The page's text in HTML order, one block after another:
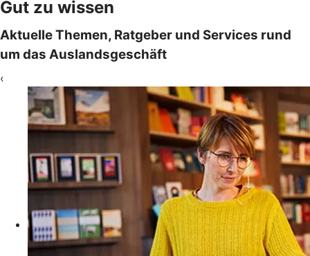
Gut zu wissen
Aktuelle Themen, Ratgeber und Services rund
um das Auslandsgeschäft
‹